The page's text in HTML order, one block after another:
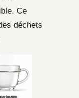
Ce
déchets